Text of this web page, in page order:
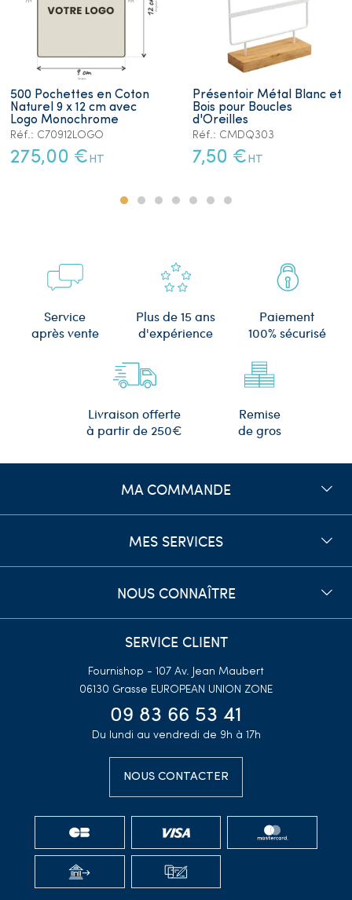
500 Pochettes en Coton
Naturel 9 x 12 cm avec
Logo Monochrome
Réf.: C70912LOGO
275,00 € HT
Présentoir Métal Blanc et
Bois pour Boucles
d'Oreilles
Réf.: CMDQ303
7,50 € HT
Service
après vente
Plus de 15 ans
d'expérience
Paiement
100% sécurisé
Livraison offerte
à partir de 250€
Remise
de gros
MA COMMANDE
MES SERVICES
NOUS CONNAÎTRE
SERVICE CLIENT
Fournishop - 107 Av. Jean Maubert
06130 Grasse EUROPEAN UNION ZONE
09 83 66 53 41
Du lundi au vendredi de 9h à 17h
NOUS CONTACTER